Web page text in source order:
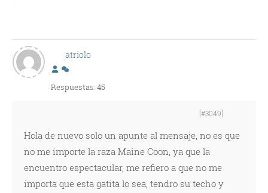
atriolo
Respuestas: 45
[#3049]
Hola de nuevo solo un apunte al mensaje, no es que
no me importe la raza Maine Coon, ya que la
encuentro espectacular, me refiero a que no me
importa que esta gatita lo sea, tendro su techo y